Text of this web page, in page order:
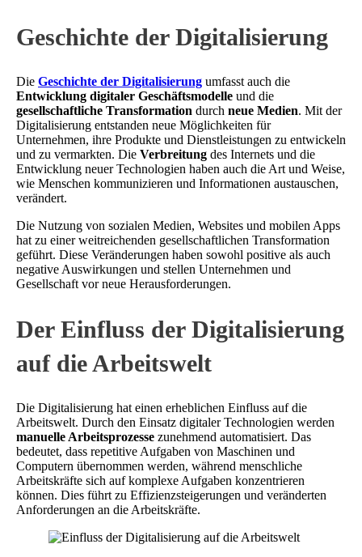
Geschichte der Digitalisierung
Die Geschichte der Digitalisierung umfasst auch die
Entwicklung digitaler Geschäftsmodelle und die
gesellschaftliche Transformation durch neue Medien. Mit der
Digitalisierung entstanden neue Möglichkeiten für
Unternehmen, ihre Produkte und Dienstleistungen zu entwickeln
und zu vermarkten. Die Verbreitung des Internets und die
Entwicklung neuer Technologien haben auch die Art und Weise,
wie Menschen kommunizieren und Informationen austauschen,
verändert.
Die Nutzung von sozialen Medien, Websites und mobilen Apps
hat zu einer weitreichenden gesellschaftlichen Transformation
geführt. Diese Veränderungen haben sowohl positive als auch
negative Auswirkungen und stellen Unternehmen und
Gesellschaft vor neue Herausforderungen.
Der Einfluss der Digitalisierung
auf die Arbeitswelt
Die Digitalisierung hat einen erheblichen Einfluss auf die
Arbeitswelt. Durch den Einsatz digitaler Technologien werden
manuelle Arbeitsprozesse zunehmend automatisiert. Das
bedeutet, dass repetitive Aufgaben von Maschinen und
Computern übernommen werden, während menschliche
Arbeitskräfte sich auf komplexe Aufgaben konzentrieren
können. Dies führt zu Effizienzsteigerungen und veränderten
Anforderungen an die Arbeitskräfte.